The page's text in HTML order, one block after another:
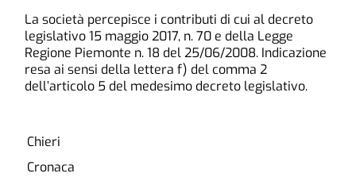
La società percepisce i contributi di cui al decreto
legislativo 15 maggio 2017, n. 70 e della Legge
Regione Piemonte n. 18 del 25/06/2008. Indicazione
resa ai sensi della lettera f) del comma 2
dell’articolo 5 del medesimo decreto legislativo.
Chieri
Cronaca